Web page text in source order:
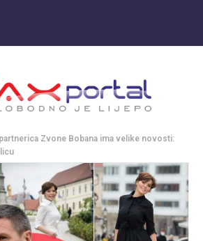
Zvone Bobana ima velike novosti: